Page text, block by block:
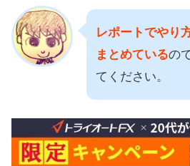
レポートでやり
まとめているの
てください。